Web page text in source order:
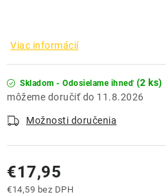
Viac informácií
Skladom - Odosielame ihneď (2 ks)
11.8.2026
Možnosti doručenia
€17,95
€14,59 bez DPH